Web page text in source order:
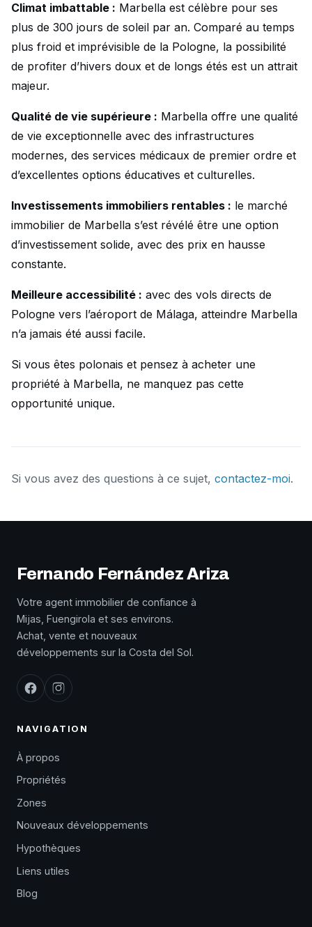
Climat imbattable : Marbella est célèbre pour ses
plus de 300 jours de soleil par an. Comparé au temps
plus froid et imprévisible de la Pologne, la possibilité
de profiter d’hivers doux et de longs étés est un attrait
majeur.
Qualité de vie supérieure : Marbella offre une qualité
de vie exceptionnelle avec des infrastructures
modernes, des services médicaux de premier ordre et
d’excellentes options éducatives et culturelles.
Investissements immobiliers rentables : le marché
immobilier de Marbella s’est révélé être une option
d’investissement solide, avec des prix en hausse
constante.
Meilleure accessibilité : avec des vols directs de
Pologne vers l’aéroport de Málaga, atteindre Marbella
n’a jamais été aussi facile.
Si vous êtes polonais et pensez à acheter une
propriété à Marbella, ne manquez pas cette
opportunité unique.
Si vous avez des questions à ce sujet, contactez-moi.
Fernando Fernández Ariza
Votre agent immobilier de confiance à
Mijas, Fuengirola et ses environs.
Achat, vente et nouveaux
développements sur la Costa del Sol.
NAVIGATION
À propos
Propriétés
Zones
Nouveaux développements
Hypothèques
Liens utiles
Blog